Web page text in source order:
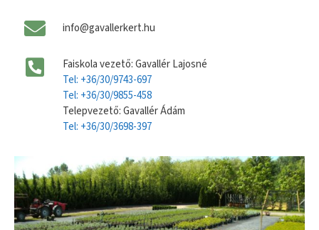
info@gavallerkert.hu
Faiskola vezető: Gavallér Lajosné
Tel: +36/30/9743-697
Tel: +36/30/9855-458
Telepvezető: Gavallér Ádám
Tel: +36/30/3698-397